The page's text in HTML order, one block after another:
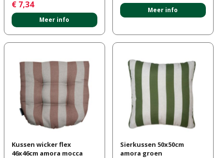
€ 7,34
Meer info
Meer info
Kussen wicker flex
46x46cm amora mocca
Sierkussen 50x50cm
amora groen